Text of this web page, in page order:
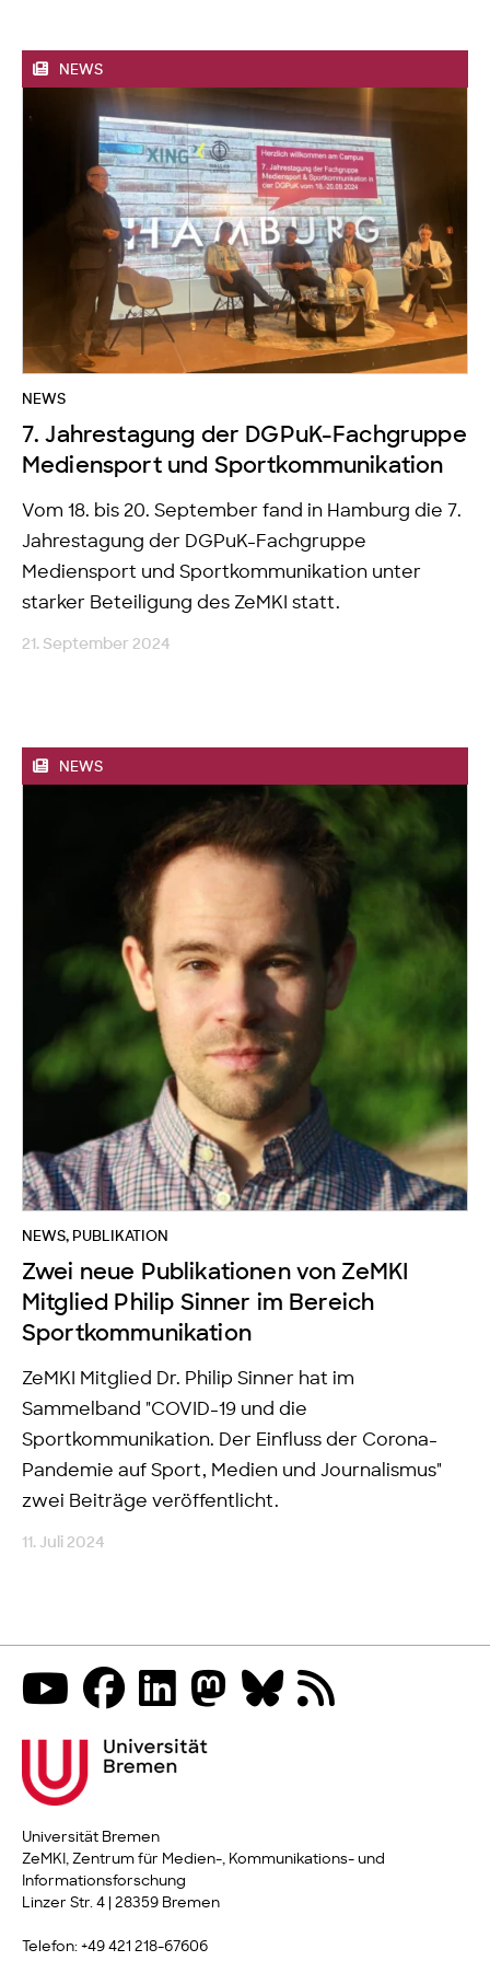
NEWS
NEWS
7. Jahrestagung der DGPuK-Fachgruppe
Mediensport und Sportkommunikation
Vom 18. bis 20. September fand in Hamburg die 7.
Jahrestagung der DGPuK-Fachgruppe
Mediensport und Sportkommunikation unter
starker Beteiligung des ZeMKI statt.
21. September 2024
NEWS
NEWS, PUBLIKATION
Zwei neue Publikationen von ZeMKI
Mitglied Philip Sinner im Bereich
Sportkommunikation
ZeMKI Mitglied Dr. Philip Sinner hat im
Sammelband "COVID-19 und die
Sportkommunikation. Der Einfluss der Corona-
Pandemie auf Sport, Medien und Journalismus"
zwei Beiträge veröffentlicht.
11. Juli 2024
Universität Bremen
ZeMKI, Zentrum für Medien-, Kommunikations- und
Informationsforschung
Linzer Str. 4 | 28359 Bremen
Telefon: +49 421 218-67606